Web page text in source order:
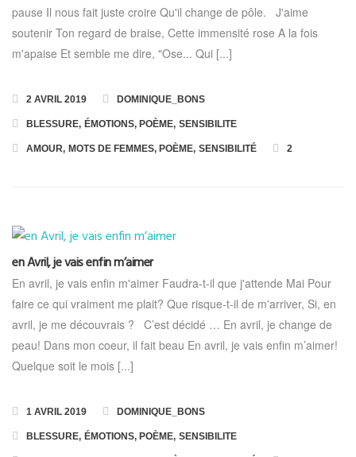
pause Il nous fait juste croire Qu'il change de pôle. J'aime
soutenir Ton regard de braise, Cette immensité rose A la fois
m'apaise Et semble me dire, "Ose... Qui [...]
2 AVRIL 2019 DOMINIQUE_BONS
BLESSURE, ÉMOTIONS, POÈME, SENSIBILITE
AMOUR, MOTS DE FEMMES, POÈME, SENSIBILITÉ 2
en Avril, je vais enfin m’aimer
En avril, je vais enfin m'aimer Faudra-t-il que j'attende Mai Pour
faire ce qui vraiment me plait? Que risque-t-il de m'arriver, Si, en
avril, je me découvrais ? C’est décidé … En avril, je change de
peau! Dans mon coeur, il fait beau En avril, je vais enfin m’aimer!
Quelque soit le mois [...]
1 AVRIL 2019 DOMINIQUE_BONS
BLESSURE, ÉMOTIONS, POÈME, SENSIBILITE